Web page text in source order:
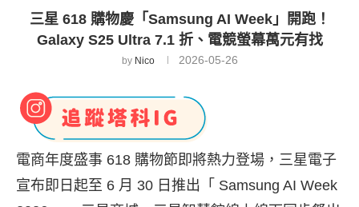
三星 618 購物慶「Samsung AI Week」開跑！
Galaxy S25 Ultra 7.1 折、電競螢幕萬元有找
by Nico 2026-05-26
電商年度盛事 618 購物節即將熱力登場，三星電子
宣布即日起至 6 月 30 日推出「 Samsung AI Week